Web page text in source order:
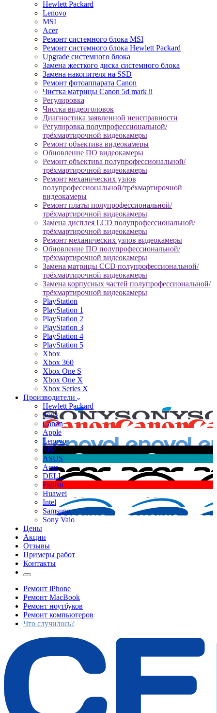
Hewlett Packard
Lenovo
MSI
Acer
Ремонт системного блока MSI
Ремонт системного блока Hewlett Packard
Upgrade системного блока
Замена жесткого диска системного блока
Замена накопителя на SSD
Ремонт фотоаппарата Canon
Чистка матрицы Canon 5d mark ii
Регулировка
Чистка видеоголовок
Диагностика заявленной неисправности
Регулировка полупрофессиональной/
трёхмартирочной видеокамеры
Ремонт объектива видеокамеры
Обновление ПО видеокамеры
Ремонт объектива полупрофессиональной/
трёхмартирочной видеокамеры
Ремонт механических узлов
полупрофессиональной/трёхмартирочной
видеокамеры
Ремонт платы полупрофессиональной/
трёхмартирочной видеокамеры
Замена дисплея LCD полупрофессиональной/
трёхмартирочной видеокамеры
Ремонт механических узлов видеокамеры
Обновление ПО полупрофессиональной/
трёхмартирочной видеокамеры
Замена матрицы CCD полупрофессиональной/
трёхмартирочной видеокамеры
Замена корпусных частей полупрофессиональной/
трёхмартирочной видеокамеры
PlayStation
PlayStation 1
PlayStation 2
PlayStation 3
PlayStation 4
PlayStation 5
Xbox
Xbox 360
Xbox One S
Xbox One X
Xbox Series X
Производители
Hewlett Packard
Sony
Canon
Apple
Lenovo
MSI
ASUS
Acer
DELL
Fujitsu
Huawei
Intel
Samsung
Sony Vaio
Цены
Акции
Отзывы
Примеры работ
Контакты
Ремонт iPhone
Ремонт MacBook
Ремонт ноутбуков
Ремонт компьютеров
Что случилось?